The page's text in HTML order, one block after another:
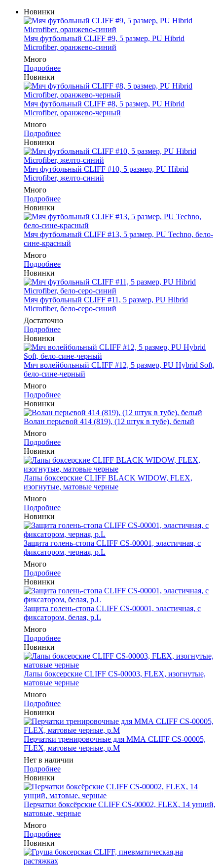
Новинки
Мяч футбольный CLIFF #9, 5 размер, PU Hibrid
Microfiber, оранжево-синий
Много
Подробнее
Новинки
Мяч футбольный CLIFF #8, 5 размер, PU Hibrid
Microfiber, оранжево-черный
Много
Подробнее
Новинки
Мяч футбольный CLIFF #10, 5 размер, PU Hibrid
Microfiber, желто-синий
Много
Подробнее
Новинки
Мяч футбольный CLIFF #13, 5 размер, PU Techno, бело-
сине-красный
Много
Подробнее
Новинки
Мяч футбольный CLIFF #11, 5 размер, PU Hibrid
Microfiber, бело-серо-синий
Достаточно
Подробнее
Новинки
Мяч волейбольный CLIFF #12, 5 размер, PU Hybrid Soft,
бело-сине-черный
Много
Подробнее
Новинки
Волан перьевой 414 (819), (12 штук в тубе), белый
Много
Подробнее
Новинки
Лапы боксерские CLIFF BLACK WIDOW, FLEX,
изогнутые, матовые черные
Много
Подробнее
Новинки
Защита голень-стопа CLIFF CS-00001, эластичная, с
фиксатором, черная, р.L
Много
Подробнее
Новинки
Защита голень-стопа CLIFF CS-00001, эластичная, с
фиксатором, белая, р.L
Много
Подробнее
Новинки
Лапы боксерские CLIFF CS-00003, FLEX, изогнутые,
матовые черные
Много
Подробнее
Новинки
Перчатки тренировочные для ММА CLIFF CS-00005,
FLEX, матовые черные, р.M
Нет в наличии
Подробнее
Новинки
Перчатки боксёрские CLIFF CS-00002, FLEX, 14 унций,
матовые, черные
Много
Подробнее
Новинки